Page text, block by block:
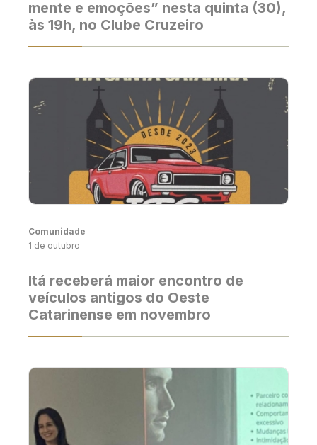
mente e emoções” nesta quinta (30),
às 19h, no Clube Cruzeiro
Comunidade
1 de outubro
Itá receberá maior encontro de
veículos antigos do Oeste
Catarinense em novembro